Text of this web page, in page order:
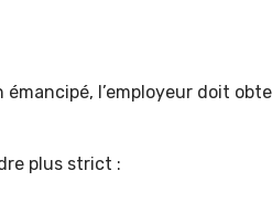
l’employeur doit
plus strict :